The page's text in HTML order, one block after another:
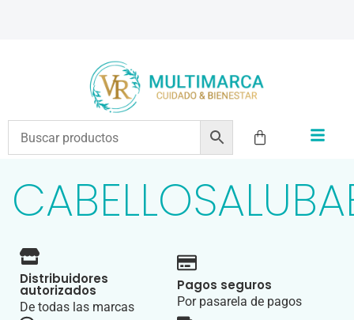
Distribuidores
autorizados
De todas las marcas
Pagos seguros
Por pasarela de pagos